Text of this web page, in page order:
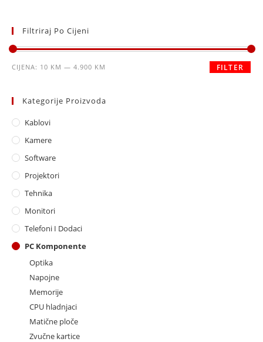
Filtriraj Po Cijeni
Minimalna
Maksimalna
FILTER
CIJENA: 10 KM — 4.900 KM
Kategorije Proizvoda
Kablovi
Kamere
Software
Projektori
Tehnika
Monitori
Telefoni I Dodaci
PC Komponente
Optika
Napojne
Memorije
CPU hladnjaci
Matične ploče
Zvučne kartice